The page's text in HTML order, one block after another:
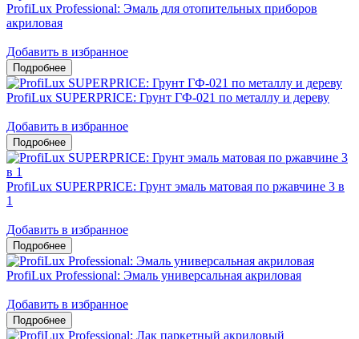
ProfiLux Professional: Эмаль для отопительных приборов
акриловая
Добавить в избранное
ProfiLux SUPERPRICE: Грунт ГФ-021 по металлу и дереву
Добавить в избранное
ProfiLux SUPERPRICE: Грунт эмаль матовая по ржавчине 3 в
1
Добавить в избранное
ProfiLux Professional: Эмаль универсальная акриловая
Добавить в избранное